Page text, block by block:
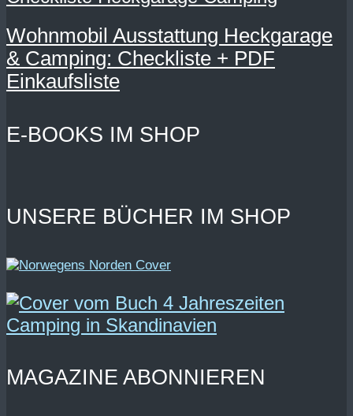
Wohnmobil Ausstattung Heckgarage
& Camping: Checkliste + PDF
Einkaufsliste
E-BOOKS IM SHOP
UNSERE BÜCHER IM SHOP
MAGAZINE ABONNIEREN